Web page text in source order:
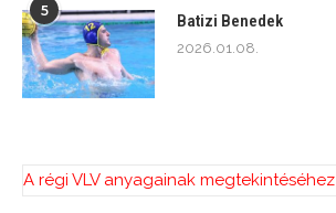
5
Batizi Benedek
2026.01.08.
A régi VLV anyagainak megtekintéséhez